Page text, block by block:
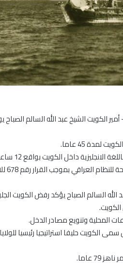
– 15 – 1 (كونا) — الخامس عشر من يناير 1961 – أمير الكويت الشيخ عبد
45 عاما.
1991
الله السالم الصباح يؤكد رفض الكويت
سمى الكويت حليفا استراتيجيا رئيسيا